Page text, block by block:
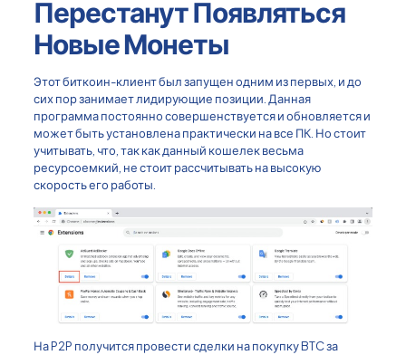
Перестанут Появляться
Новые Монеты
Этот биткоин-клиент был запущен одним из первых, и до
сих пор занимает лидирующие позиции. Данная
программа постоянно совершенствуется и обновляется и
может быть установлена практически на все ПК. Но стоит
учитывать, что, так как данный кошелек весьма
ресурсоемкий, не стоит рассчитывать на высокую
скорость его работы.
На P2P получится провести сделки на покупку BTC за